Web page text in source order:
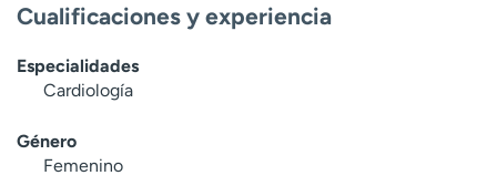
Cualificaciones y experiencia
Especialidades
Cardiología
Género
Femenino